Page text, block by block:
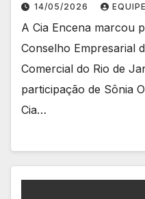
14/05/2026
A Cia Encena marcou
Conselho Empresarial
Comercial do Rio de
participação de Sônia
Cia…